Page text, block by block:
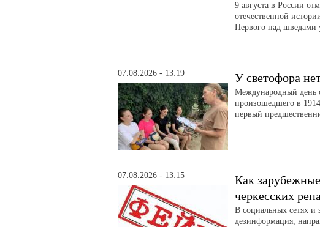
9 августа в России
отечественной
Первого над шведами
07.08.2026 - 13:19 У светофора
Международный день
произошедшего в
первый
07.08.2026 - 13:15
Как
черкесских
В социальных сетях и
дезинформация,